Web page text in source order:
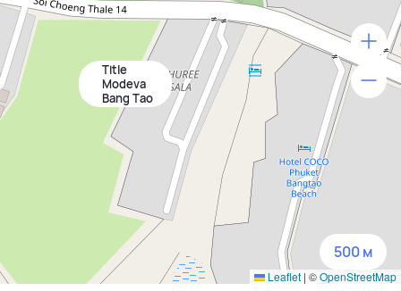
Title
Modeva
Bang Tao
Leaflet | ©OpenStreetMap
500 м
500 м
1500 м
3 км
5 км